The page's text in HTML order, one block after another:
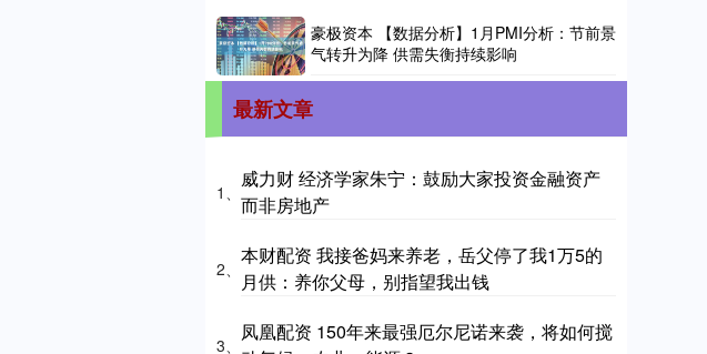
豪极资本 【数据分析】1月PMI分析：节前景
气转升为降 供需失衡持续影响
最新文章
1、
威力财 经济学家朱宁：鼓励大家投资金融资产
而非房地产
2、
本财配资 我接爸妈来养老，岳父停了我1万5的
月供：养你父母，别指望我出钱
3、
凤凰配资 150年来最强厄尔尼诺来袭，将如何搅